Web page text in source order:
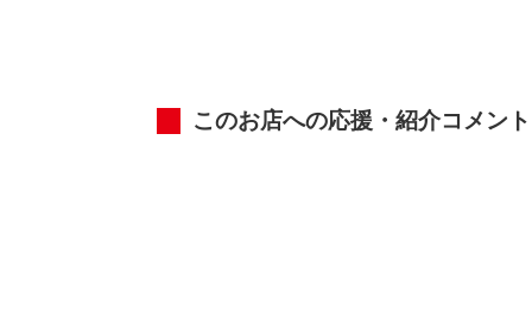
このお店への応援・紹介コメント